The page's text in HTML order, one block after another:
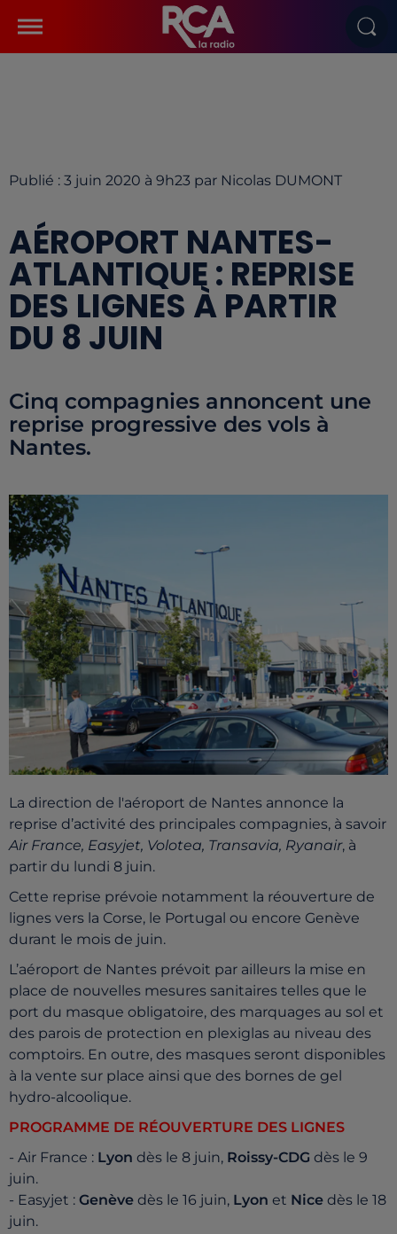
Publié : 3 juin 2020 à 9h23 par Nicolas DUMONT
AÉROPORT NANTES-
ATLANTIQUE : REPRISE
DES LIGNES À PARTIR
DU 8 JUIN
Cinq compagnies annoncent une
reprise progressive des vols à
Nantes.
La direction de l'aéroport de Nantes annonce la
reprise d’activité des principales compagnies, à savoir
Air France, Easyjet, Volotea, Transavia, Ryanair, à
partir du lundi 8 juin.
Cette reprise prévoie notamment la réouverture de
lignes vers la Corse, le Portugal ou encore Genève
durant le mois de juin.
L’aéroport de Nantes prévoit par ailleurs la mise en
place de nouvelles mesures sanitaires telles que le
port du masque obligatoire, des marquages au sol et
des parois de protection en plexiglas au niveau des
comptoirs. En outre, des masques seront disponibles
à la vente sur place ainsi que des bornes de gel
hydro-alcoolique.
PROGRAMME DE RÉOUVERTURE DES LIGNES
- Air France : Lyon dès le 8 juin, Roissy-CDG dès le 9
juin.
- Easyjet : Genève dès le 16 juin, Lyon et Nice dès le 18
juin.